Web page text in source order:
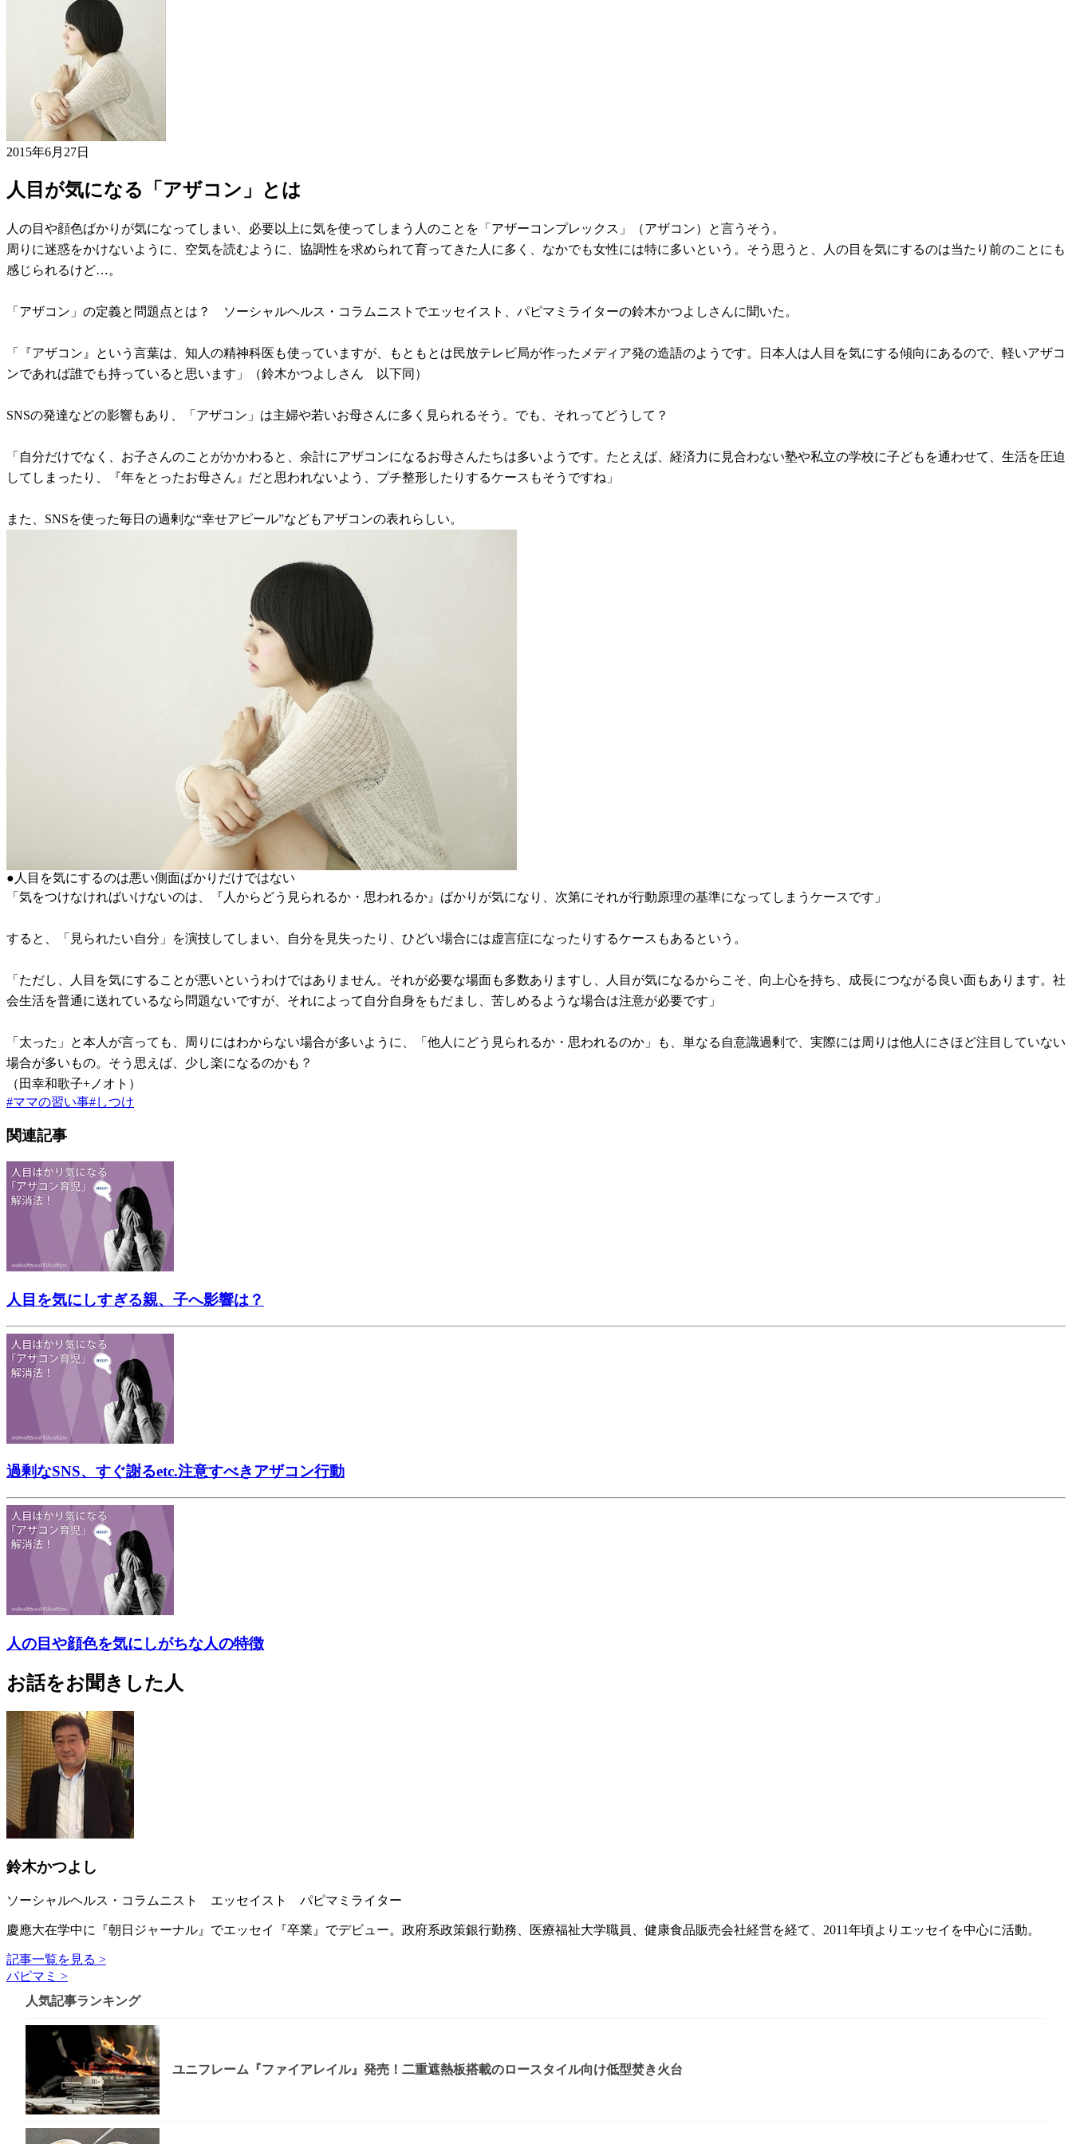
2015年6月27日
人目が気になる「アザコン」とは
人の目や顔色ばかりが気になってしまい、必要以上に気を使ってしまう人のことを「アザーコンプレックス」（アザコン）と言うそう。
周りに迷惑をかけないように、空気を読むように、協調性を求められて育ってきた人に多く、なかでも女性には特に多いという。そう思うと、人の目を気にするのは当たり前のことにも
感じられるけど…。
「アザコン」の定義と問題点とは？ ソーシャルヘルス・コラムニストでエッセイスト、パピマミライターの鈴木かつよしさんに聞いた。
「『アザコン』という言葉は、知人の精神科医も使っていますが、もともとは民放テレビ局が作ったメディア発の造語のようです。日本人は人目を気にする傾向にあるので、軽いアザコ
ンであれば誰でも持っていると思います」（鈴木かつよしさん 以下同）
SNSの発達などの影響もあり、「アザコン」は主婦や若いお母さんに多く見られるそう。でも、それってどうして？
「自分だけでなく、お子さんのことがかかわると、余計にアザコンになるお母さんたちは多いようです。たとえば、経済力に見合わない塾や私立の学校に子どもを通わせて、生活を圧迫
してしまったり、『年をとったお母さん』だと思われないよう、プチ整形したりするケースもそうですね」
また、SNSを使った毎日の過剰な“幸せアピール”などもアザコンの表れらしい。
●人目を気にするのは悪い側面ばかりだけではない
「気をつけなければいけないのは、『人からどう見られるか・思われるか』ばかりが気になり、次第にそれが行動原理の基準になってしまうケースです」
すると、「見られたい自分」を演技してしまい、自分を見失ったり、ひどい場合には虚言症になったりするケースもあるという。
「ただし、人目を気にすることが悪いというわけではありません。それが必要な場面も多数ありますし、人目が気になるからこそ、向上心を持ち、成長につながる良い面もあります。社
会生活を普通に送れているなら問題ないですが、それによって自分自身をもだまし、苦しめるような場合は注意が必要です」
「太った」と本人が言っても、周りにはわからない場合が多いように、「他人にどう見られるか・思われるのか」も、単なる自意識過剰で、実際には周りは他人にさほど注目していない
場合が多いもの。そう思えば、少し楽になるのかも？
（田幸和歌子+ノオト）
#ママの習い事#しつけ
関連記事
人目を気にしすぎる親、子へ影響は？
過剰なSNS、すぐ謝るetc.注意すべきアザコン行動
人の目や顔色を気にしがちな人の特徴
お話をお聞きした人
鈴木かつよし
ソーシャルヘルス・コラムニスト エッセイスト パピマミライター
慶應大在学中に『朝日ジャーナル』でエッセイ『卒業』でデビュー。政府系政策銀行勤務、医療福祉大学職員、健康食品販売会社経営を経て、2011年頃よりエッセイを中心に活動。
記事一覧を見る >
パピマミ >
人気記事ランキング
ユニフレーム『ファイアレイル』発売！二重遮熱板搭載のロースタイル向け低型焚き火台